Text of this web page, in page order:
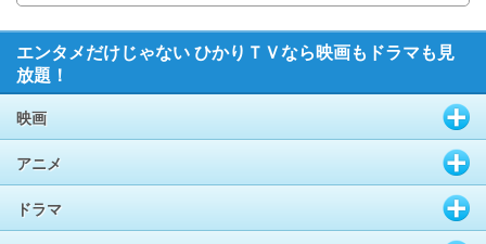
エンタメだけじゃない ひかりＴＶなら映画もドラマも見
放題！
映画
アニメ
ドラマ